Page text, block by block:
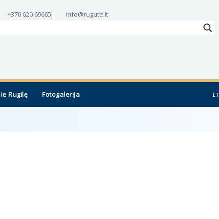
+370 620 69665 info@rugute.lt
Rugilę Fotogalerija LT